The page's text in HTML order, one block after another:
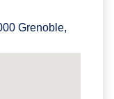
Grenoble,